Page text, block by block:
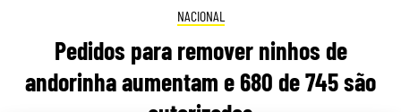
NACIONAL
Pedidos para remover ninhos de
andorinha aumentam e 680 de 745 são